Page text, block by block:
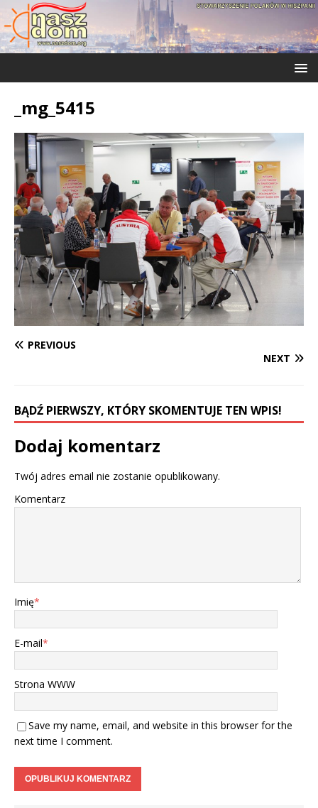
_mg_5415
PREVIOUS
NEXT
BĄDŹ PIERWSZY, KTÓRY SKOMENTUJE TEN WPIS!
Dodaj komentarz
Twój adres email nie zostanie opublikowany.
Komentarz
Imię*
E-mail*
Strona WWW
Save my name, email, and website in this browser for the
next time I comment.